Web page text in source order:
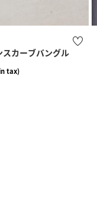
スカーブバングル
tax)